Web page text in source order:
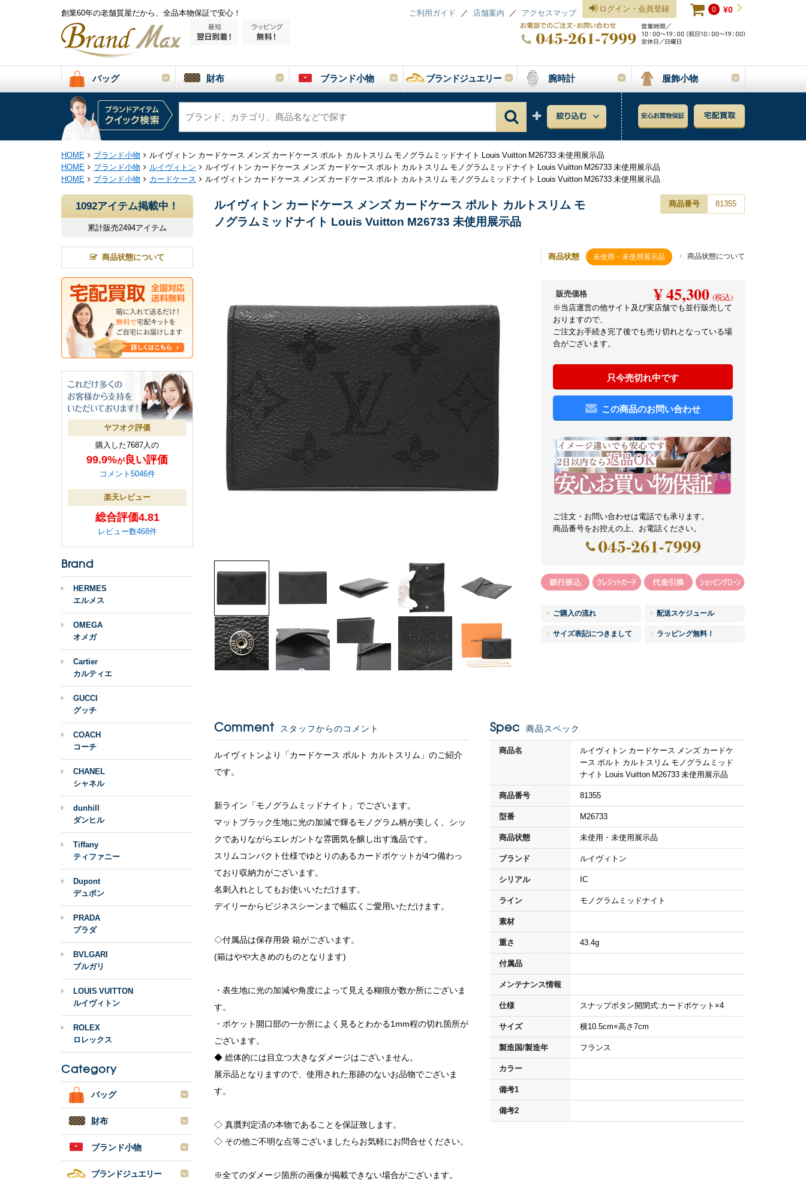
創業60年の老舗質屋だから、全品本物保証で安心！ 0 ¥0
ログイン・会員登録
ご利用ガイド 店舗案内 アクセスマップ
バッグ 財布 ブランド小物 ブランドジュエリー 腕時計 服飾小物
HOME ブランド小物
ルイヴィトン カードケース メンズ カードケース ポルト カルトスリム モノグラムミッドナイト Louis Vuitton M26733 未使用展示品
HOME
ブランド小物 ルイヴィトン
ルイヴィトン カードケース メンズ カードケース ポルト カルトスリム モノグラムミッドナイト Louis Vuitton M26733 未使用展示品
HOME
ブランド小物 カードケース ルイヴィトン カードケース メンズ カードケース ポルト カルトスリム モノグラムミッドナイト Louis Vuitton M26733 未使用展示品
ルイヴィトン カードケース メンズ カードケース ポルト カルトスリム モ
ノグラムミッドナイト Louis Vuitton M26733 未使用展示品
商品番号 81355
商品状態 未使用・未使用展示品 商品状態について
販売価格 ¥ 45,300 (税込)
※当店運営の他サイト及び実店舗でも並行販売して
おりますので、
ご注文お手続き完了後でも売り切れとなっている場
合がございます。
只今売切れ中です
この商品のお問い合わせ
ご注文・お問い合わせは電話でも承ります。
商品番号をお控えの上、お電話ください。
ご購入の流れ 配送スケジュール
サイズ表記につきまして ラッピング無料！
Comment スタッフからのコメント
ルイヴィトンより「カードケース ポルト カルトスリム」のご紹介
です。
新ライン「モノグラムミッドナイト」でございます。
マットブラック生地に光の加減で輝るモノグラム柄が美しく、シッ
クでありながらエレガントな雰囲気を醸し出す逸品です。
スリムコンパクト仕様でゆとりのあるカードポケットが4つ備わっ
ており収納力がございます。
名刺入れとしてもお使いいただけます。
デイリーからビジネスシーンまで幅広くご愛用いただけます。
◇付属品は保存用袋 箱がございます。
(箱はやや大きめのものとなります)
・表生地に光の加減や角度によって見える糊痕が数か所にございま
す。
・ポケット開口部の一か所によく見るとわかる1mm程の切れ箇所が
ございます。
◆ 総体的には目立つ大きなダメージはございません。
展示品となりますので、使用された形跡のないお品物でございま
す。
◇ 真贋判定済の本物であることを保証致します。
◇ その他ご不明な点等ございましたらお気軽にお問合せください。
※全てのダメージ箇所の画像が掲載できない場合がございます。
Spec 商品スペック
商品名
ルイヴィトン カードケース メンズ カードケ
ース ポルト カルトスリム モノグラムミッド
ナイト Louis Vuitton M26733 未使用展示品
商品番号 81355
型番 M26733
商品状態 未使用・未使用展示品
ブランド ルイヴィトン
シリアル IC
ライン モノグラムミッドナイト
素材
重さ 43.4g
付属品
メンテナンス情報
仕様 スナップボタン開閉式:カードポケット×4
サイズ 横10.5cm×高さ7cm
製造国/製造年 フランス
カラー
備考1
備考2
1092アイテム掲載中！
累計販売2494アイテム
商品状態について
ヤフオク評価
購入した7687人の
99.9%が良い評価
コメント5046件
楽天レビュー
総合評価4.81
レビュー数468件
Brand
HERMES
エルメス
OMEGA
オメガ
Cartier
カルティエ
GUCCI
グッチ
COACH
コーチ
CHANEL
シャネル
dunhill
ダンヒル
Tiffany
ティファニー
Dupont
デュポン
PRADA
プラダ
BVLGARI
ブルガリ
LOUIS VUITTON
ルイヴィトン
ROLEX
ロレックス
Category
バッグ
財布
ブランド小物
ブランドジュエリー